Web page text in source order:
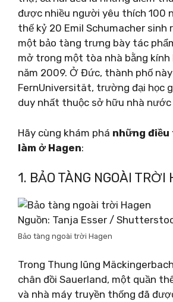
được nhiều người yêu thích 100
thế kỷ 20 Emil Schumacher sinh
một bảo tàng trưng bày tác
mở trong một tòa nhà bằng
năm 2009. Ở Đức, thành phố
FernUniversität, trường đại học
duy nhất thuộc sở hữu nhà
Hãy cùng khám phá những
làm ở Hagen:
1. BẢO TÀNG NGOÀI TRỜI
Nguồn: Tanja Esser /
Bảo tàng ngoài trời Hagen
Trong Thung lũng
chân đồi Sauerland, một quần
và nhà máy truyền thống đã